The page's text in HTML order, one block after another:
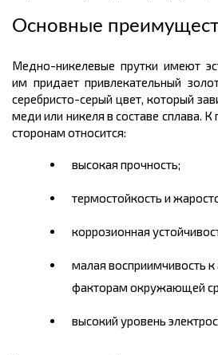
Основные
Медно-никелевые прутки имеют
им придает привлекательный
серебристо-серый цвет, который
меди или никеля в составе сплава.
сторонам относится:
высокая прочность;
термостойкость и
коррозионная
малая восприимчивость к
факторам окружающей
высокий уровень